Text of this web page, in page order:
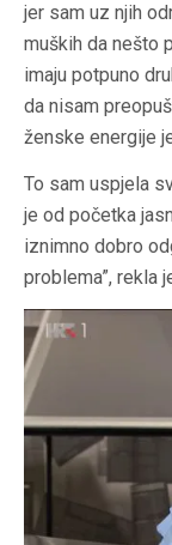
jer sam uz njih
muških da nešto
imaju potpuno
da nisam
ženske energije
To sam uspjela
je od početka
iznimno dobro
problema”, rekla